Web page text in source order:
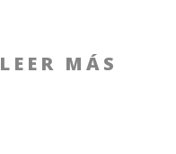
LEER MÁS